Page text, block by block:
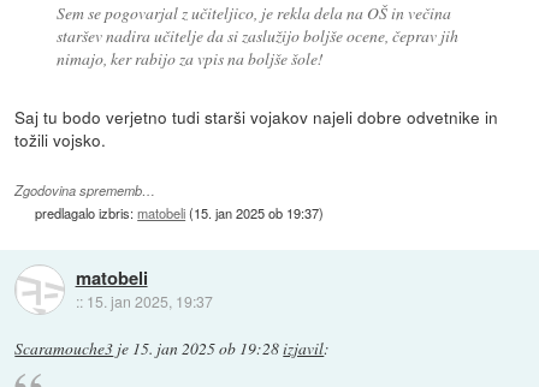
Sem se pogovarjal z učiteljico, je rekla dela na OŠ in večina
staršev nadira učitelje da si zaslužijo boljše ocene, čeprav jih
nimajo, ker rabijo za vpis na boljše šole!
Saj tu bodo verjetno tudi starši vojakov najeli dobre odvetnike in
tožili vojsko.
Zgodovina sprememb…
predlagalo izbris:matobeli(15. jan 2025 ob 19:37)
matobeli
:: 15. jan 2025, 19:37
Scaramouche3 je 15. jan 2025 ob 19:28izjavil: